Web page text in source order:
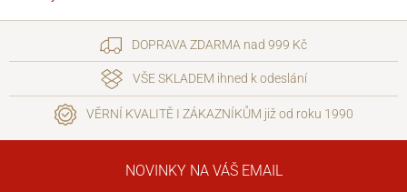
DOPRAVA ZDARMA nad 999 Kč
VŠE SKLADEM ihned k odeslání
VĚRNÍ KVALITĚ I ZÁKAZNÍKŮM již od roku 1990
NOVINKY NA VÁŠ EMAIL